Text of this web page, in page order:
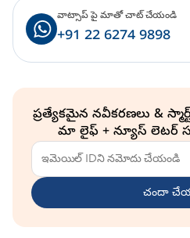
+91 22 6274 9898
వాట్సాప్ పై మాతో చాట్ చేయండి
ప్రత్యేకమైన నవీకరణలు &
మా లైఫ్ + న్యూస్ లెటర్
చందా